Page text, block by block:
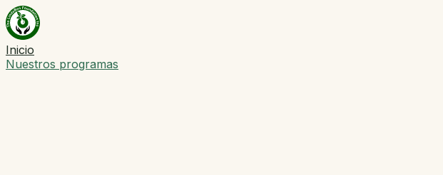
Inicio
Nuestros programas